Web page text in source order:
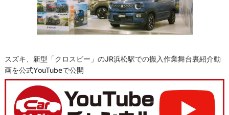
スズキ、新型「クロスビー」のJR浜松駅での搬入作業舞台裏紹介動
画を公式YouTubeで公開